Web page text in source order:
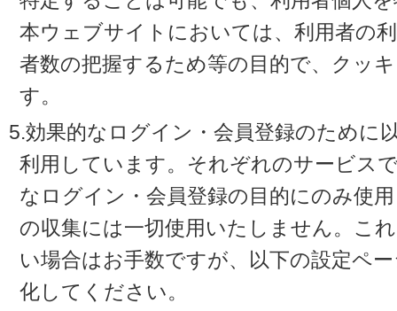
本ウェブサイトにおいては、利用者の
者数の把握するため等の目的で、クッ
す。
5.効果的なログイン・会員登録のために
利用しています。それぞれのサービス
なログイン・会員登録の目的にのみ使
の収集には一切使用いたしません。こ
い場合はお手数ですが、以下の設定ペ
化してください。